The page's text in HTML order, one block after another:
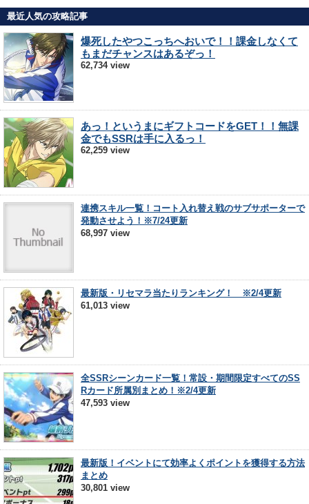
最近人気の攻略記事
爆死したやつこっちへおいで！！課金しなくて
もまだチャンスはあるぞっ！
62,734 view
あっ！というまにギフトコードをGET！！無課
金でもSSRは手に入るっ！
62,259 view
連携スキル一覧！コート入れ替え戦のサブサポーターで
発動させよう！※7/24更新
68,997 view
最新版・リセマラ当たりランキング！ ※2/4更新
61,013 view
全SSRシーンカード一覧！常設・期間限定すべてのSS
Rカード所属別まとめ！※2/4更新
47,593 view
最新版！イベントにて効率よくポイントを獲得する方法
まとめ
30,801 view